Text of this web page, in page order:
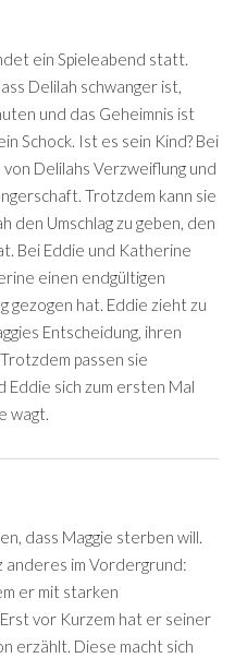
ein Spieleabend statt.
Delilah schwanger ist,
und das Geheimnis ist
Schock. Ist es sein Kind? Bei
Delilahs Verzweiflung und
Trotzdem kann sie
den Umschlag zu geben, den
Bei Eddie und Katherine
einen endgültigen
gezogen hat. Eddie zieht zu
Entscheidung, ihren
passen sie
Eddie sich zum ersten Mal
wagt.
dass Maggie sterben will.
anderes im Vordergrund:
er mit starken
vor Kurzem hat er seiner
erzählt. Diese macht sich